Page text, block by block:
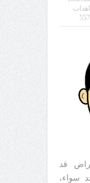
قد
سواء،